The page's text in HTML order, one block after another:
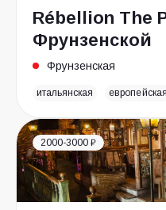
Rébellion The
Фрунзенской
Фрунзенская
итальянская европейская
2000-3000 ₽